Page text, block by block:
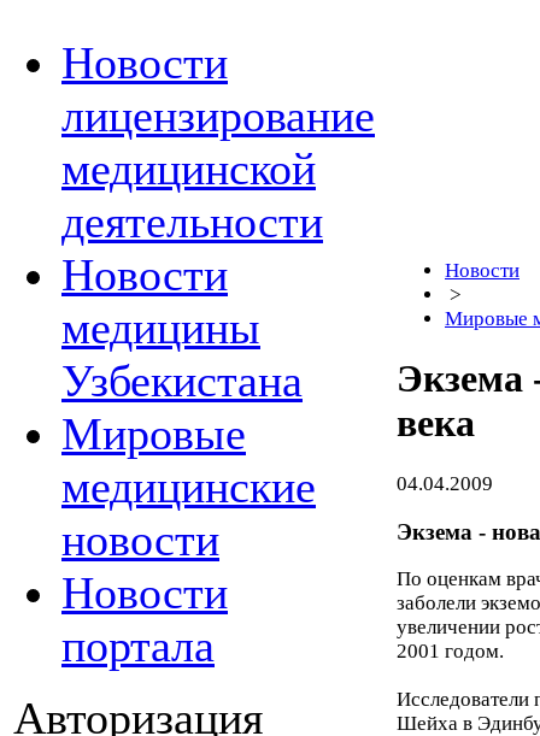
Новости
лицензирование
медицинской
деятельности
Новости
медицины
Узбекистана
Мировые
медицинские
новости
Новости
портала
Авторизация
Новости
>
Мировые
Экзема
века
04.04.2009
Экзема -
По оценкам
заболели
увеличении
2001 годом.
Исследователи
Шейха в